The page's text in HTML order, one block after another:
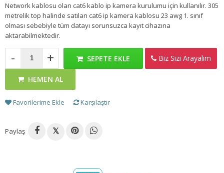
Network kablosu olan cat6 kablo ip kamera kurulumu için kullanılır. 305
metrelik top halinde satılan cat6 ip kamera kablosu 23 awg 1. sınıf
olması sebebiyle tüm datayı sorunsuzca kayıt cihazına
aktarabilmektedir.
- + SEPETE EKLE
HEMEN AL
Favorilerime Ekle Karşılaştır
Biz Sizi Arayalım
Paylaş 𝕏